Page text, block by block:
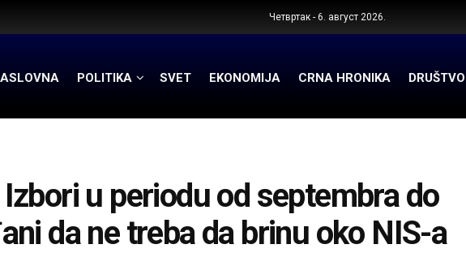
Четвртак - 6. август 2026.
POLITIKA SVET EKONOMIJA CRNA HRONIKA DRUŠTVO
Izbori u periodu od septembra do
da ne treba da brinu oko NIS-a